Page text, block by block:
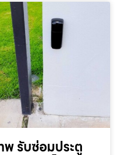
พ รับซ่อมประตู